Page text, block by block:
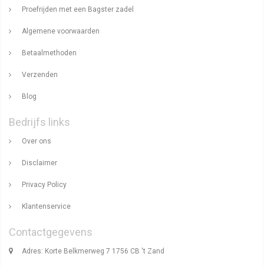
Proefrijden met een Bagster zadel
Algemene voorwaarden
Betaalmethoden
Verzenden
Blog
Bedrijfs links
Over ons
Disclaimer
Privacy Policy
Klantenservice
Contactgegevens
Adres: Korte Belkmerweg 7 1756 CB 't Zand